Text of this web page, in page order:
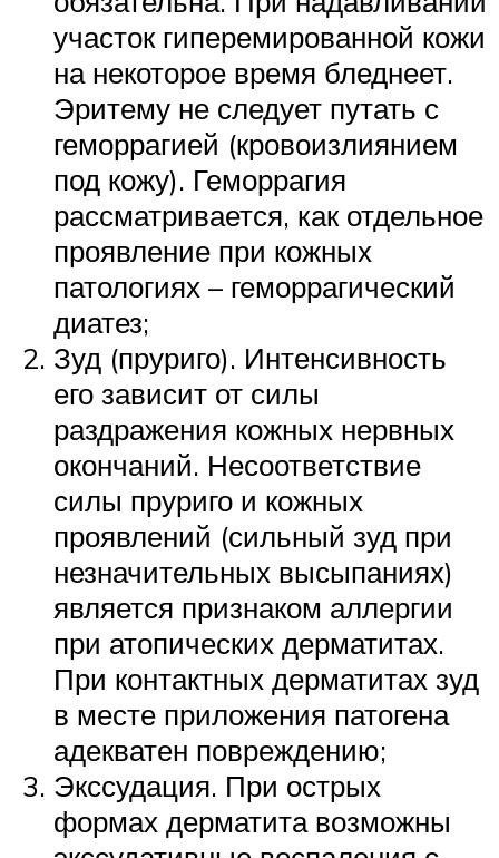
участок гиперемированной кожи
на некоторое время бледнеет.
Эритему не следует путать с
геморрагией (кровоизлиянием
под кожу). Геморрагия
рассматривается, как отдельное
проявление при кожных
патологиях – геморрагический
диатез;
Зуд (пруриго). Интенсивность
его зависит от силы
раздражения кожных нервных
окончаний. Несоответствие
силы пруриго и кожных
проявлений (сильный зуд при
незначительных высыпаниях)
является признаком аллергии
при атопических дерматитах.
При контактных дерматитах зуд
в месте приложения патогена
адекватен повреждению;
Экссудация. При острых
формах дерматита возможны